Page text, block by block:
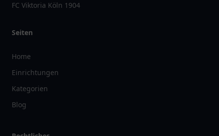
FC Viktoria Köln 1904
Seiten
Home
Einrichtungen
Kategorien
Blog